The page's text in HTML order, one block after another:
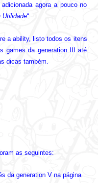
agora a pouco no
“.
a ability, listo todos os itens
games da generation III até
dicas também.
as seguintes:
da generation V na página